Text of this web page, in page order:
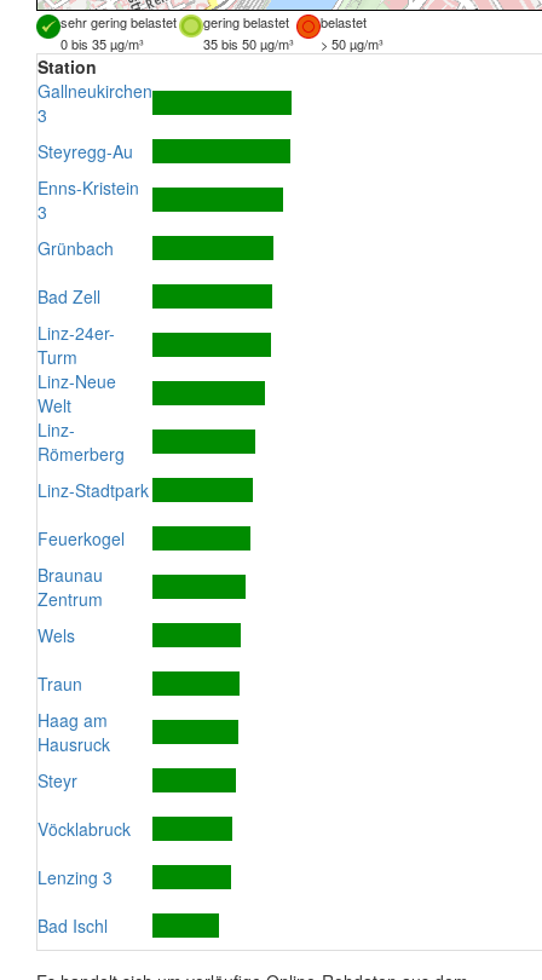
sehr gering belastet gering belastet
belastet
0 bis 35 µg/m³
35 bis 50 µg/m³ > 50 µg/m³
Station
Gallneukirchen
3
Steyregg-Au
Enns-Kristein
3
Grünbach
Bad Zell
Linz-24er-
Turm
Linz-Neue
Welt
Linz-
Römerberg
Linz-Stadtpark
Feuerkogel
Braunau
Zentrum
Wels
Traun
Haag am
Hausruck
Steyr
Vöcklabruck
Lenzing 3
Bad Ischl